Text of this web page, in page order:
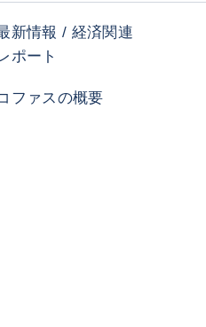
新情報 / 経済関連
ポート
ファスの概要